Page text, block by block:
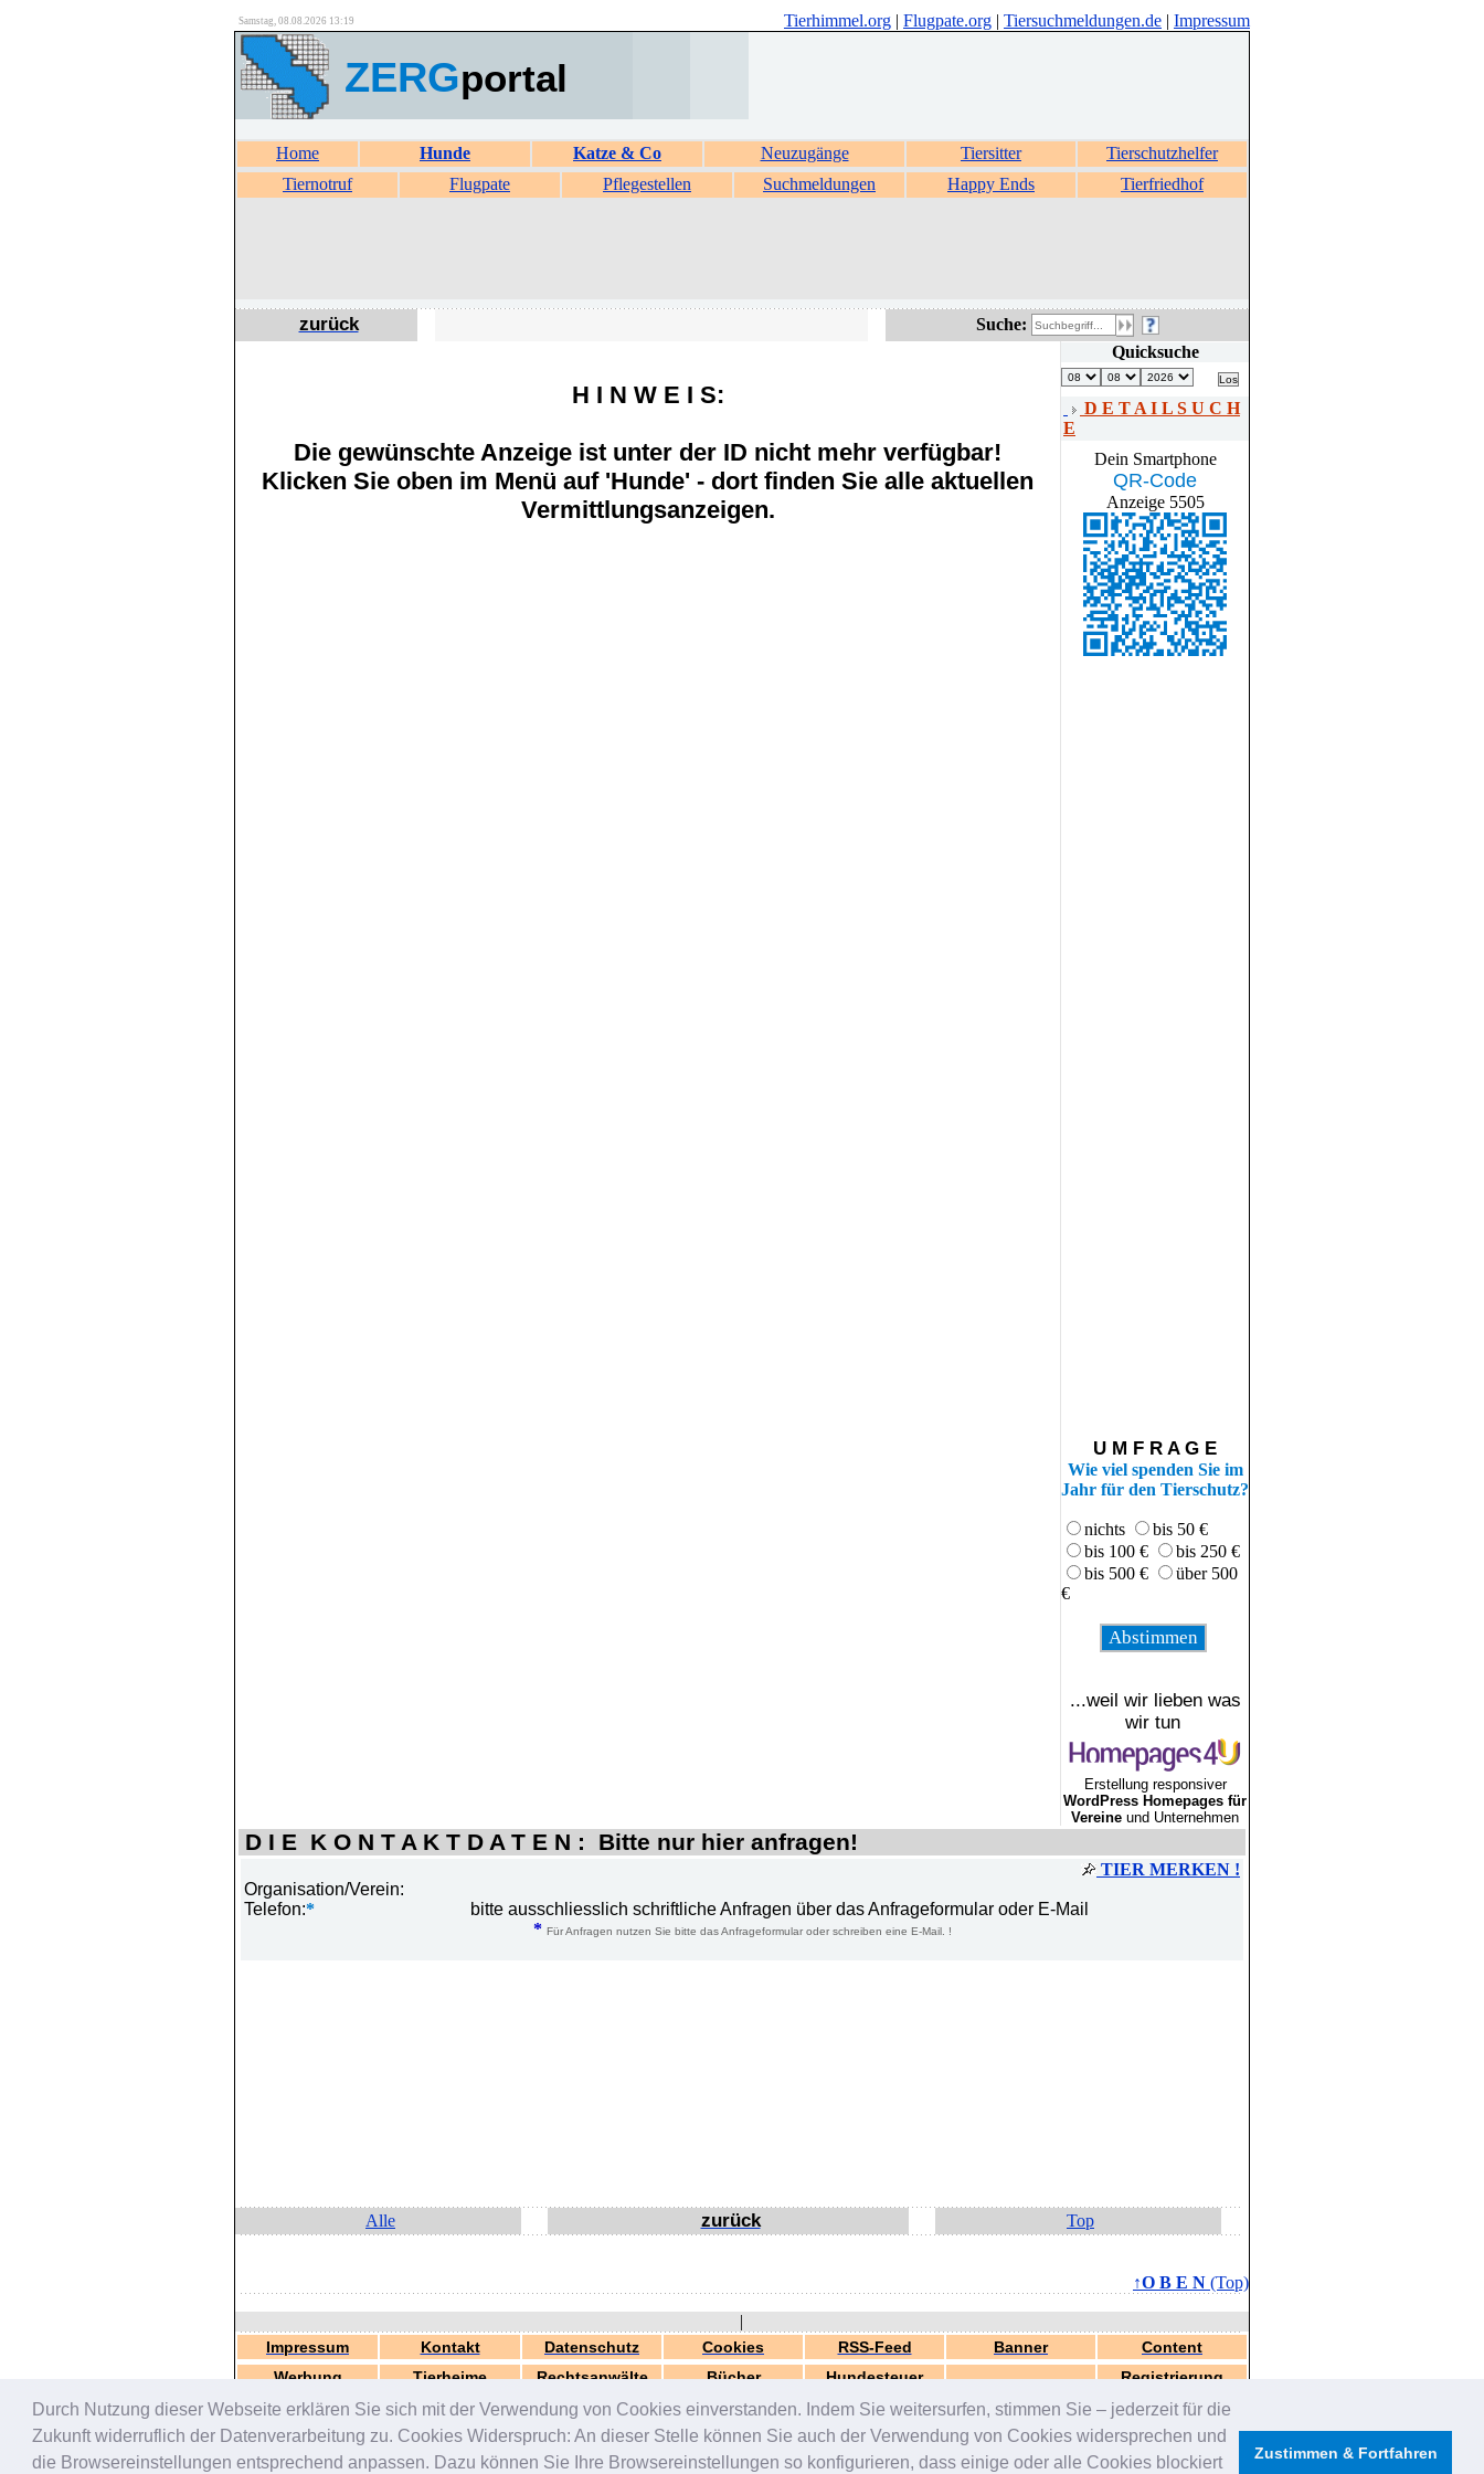
Durch Nutzung dieser Webseite erklären Sie sich mit der Verwendung von Cookies einverstanden. Indem Sie weitersurfen, stimmen Sie – jederzeit für die
Zukunft widerruflich der Datenverarbeitung zu. Cookies Widerspruch: An dieser Stelle können Sie auch der Verwendung von Cookies widersprechen und
die Browsereinstellungen entsprechend anpassen. Dazu können Sie Ihre Browsereinstellungen so konfigurieren, dass einige oder alle Cookies blockiert
Zustimmen & Fortfahren
Samstag, 08.08.2026 13:19 Tierhimmel.org | Flugpate.org | Tiersuchmeldungen.de | Impressum
ZERGportal
Home Hunde Katze & Co Neuzugänge Tiersitter
Tierschutzhelfer
Tiernotruf
Flugpate Pflegestellen Suchmeldungen Happy Ends Tierfriedhof
zurück Suche:
H I N W E I S:
Die gewünschte Anzeige ist unter der ID nicht mehr verfügbar!
Klicken Sie oben im Menü auf 'Hunde' - dort finden Sie alle aktuellen
Vermittlungsanzeigen.
Quicksuche
D E T A I L S U C H
E
Dein Smartphone
QR-Code
Anzeige 5505
U M F R A G E
Wie viel spenden Sie im
Jahr für den Tierschutz?
nichts
bis 50 €
bis 100 €
bis 250 €
bis 500 €
über 500
€
...weil wir lieben was
wir tun
Erstellung responsiver
WordPress Homepages für
Vereine und Unternehmen
D I E K O N T A K T D A T E N : Bitte nur hier anfragen!
TIER MERKEN !
Organisation/Verein:
Telefon:*
bitte ausschliesslich schriftliche Anfragen über das Anfrageformular oder E-Mail
* Für Anfragen nutzen Sie bitte das Anfrageformular oder schreiben eine E-Mail. !
Alle zurück Top
↑O B E N (Top)
|
Impressum Kontakt Datenschutz Cookies RSS-Feed Banner
Content
Werbung
Tierheime Rechtsanwälte Bücher Hundesteuer Registrierung
generiert in 0.03 Sek.
© 2000-2026 by
ZERGportal